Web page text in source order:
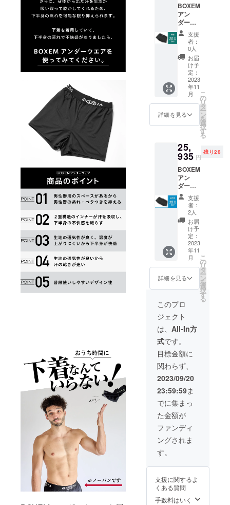
BOXEM
アン
ダーウ
エア3枚
セット
20％OF
F
支援
者：
0人
お届
け予
定：
2023
年11
月
詳細を見る
こ
の
リ
タ
ー
ン
を
選
択
す
る
25,
935 円
残り28
BOXEM
アン
ダーウ
エア5枚
セット
35%OF
F
支援
者：
2人
お届
け予
定：
2023
年11
月
詳細を見る
こ
の
リ
タ
ー
ン
を
選
択
す
る
このプロ
ジェクト
は、 All-In方
式です。
目標金額に
関わらず、
2023/09/20
23:59:59ま
でに集まっ
た金額が
ファンディ
ングされま
す。
支援に関するよ
くある質問
手数料はいく